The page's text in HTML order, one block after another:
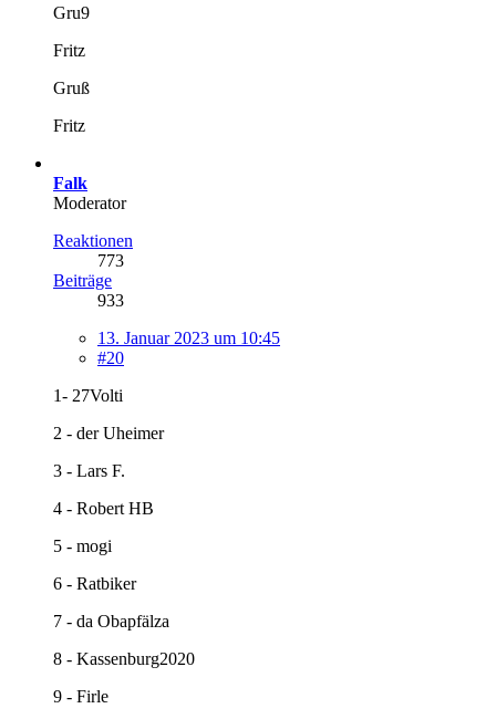
Gru9
Fritz
Gruß
Fritz
Falk
Moderator
Reaktionen
773
Beiträge
933
13. Januar 2023 um 10:45
#20
1- 27Volti
2 - der Uheimer
3 - Lars F.
4 - Robert HB
5 - mogi
6 - Ratbiker
7 - da Obapfälza
8 - Kassenburg2020
9 - Firle